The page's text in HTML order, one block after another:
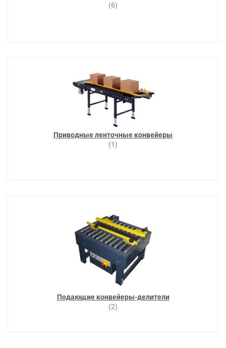
(6)
Приводные ленточные конвейеры
(1)
Подающие конвейеры-делители
(2)